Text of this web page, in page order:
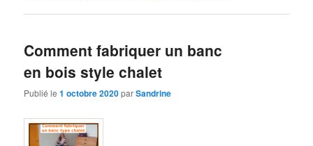
Comment fabriquer un banc
en bois style chalet
Publié le1 octobre 2020parSandrine